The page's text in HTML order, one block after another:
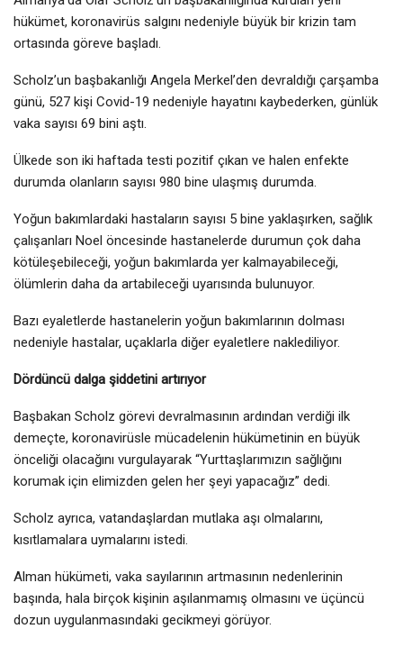
hükümet, koronavirüs salgını nedeniyle büyük bir krizin tam
ortasında göreve başladı.
Scholz’un başbakanlığı Angela Merkel’den devraldığı çarşamba
günü, 527 kişi Covid-19 nedeniyle hayatını kaybederken, günlük
vaka sayısı 69 bini aştı.
Ülkede son iki haftada testi pozitif çıkan ve halen enfekte
durumda olanların sayısı 980 bine ulaşmış durumda.
Yoğun bakımlardaki hastaların sayısı 5 bine yaklaşırken, sağlık
çalışanları Noel öncesinde hastanelerde durumun çok daha
kötüleşebileceği, yoğun bakımlarda yer kalmayabileceği,
ölümlerin daha da artabileceği uyarısında bulunuyor.
Bazı eyaletlerde hastanelerin yoğun bakımlarının dolması
nedeniyle hastalar, uçaklarla diğer eyaletlere naklediliyor.
Dördüncü dalga şiddetini artırıyor
Başbakan Scholz görevi devralmasının ardından verdiği ilk
demeçte, koronavirüsle mücadelenin hükümetinin en büyük
önceliği olacağını vurgulayarak “Yurttaşlarımızın sağlığını
korumak için elimizden gelen her şeyi yapacağız” dedi.
Scholz ayrıca, vatandaşlardan mutlaka aşı olmalarını,
kısıtlamalara uymalarını istedi.
Alman hükümeti, vaka sayılarının artmasının nedenlerinin
başında, hala birçok kişinin aşılanmamış olmasını ve üçüncü
dozun uygulanmasındaki gecikmeyi görüyor.